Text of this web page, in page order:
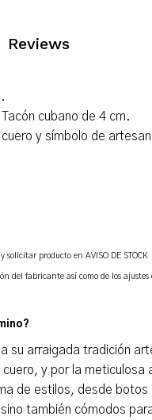
Reviews
cubano de 4 cm.
y símbolo de
producto en AVISO DE
del fabricante así como de los
su arraigada tradición
y por la
de estilos, desde
también cómodos